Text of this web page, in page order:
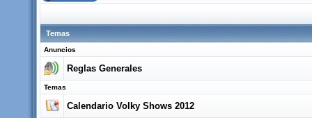
Temas
Anuncios
Reglas Generales
Temas
Calendario Volky Shows 2012